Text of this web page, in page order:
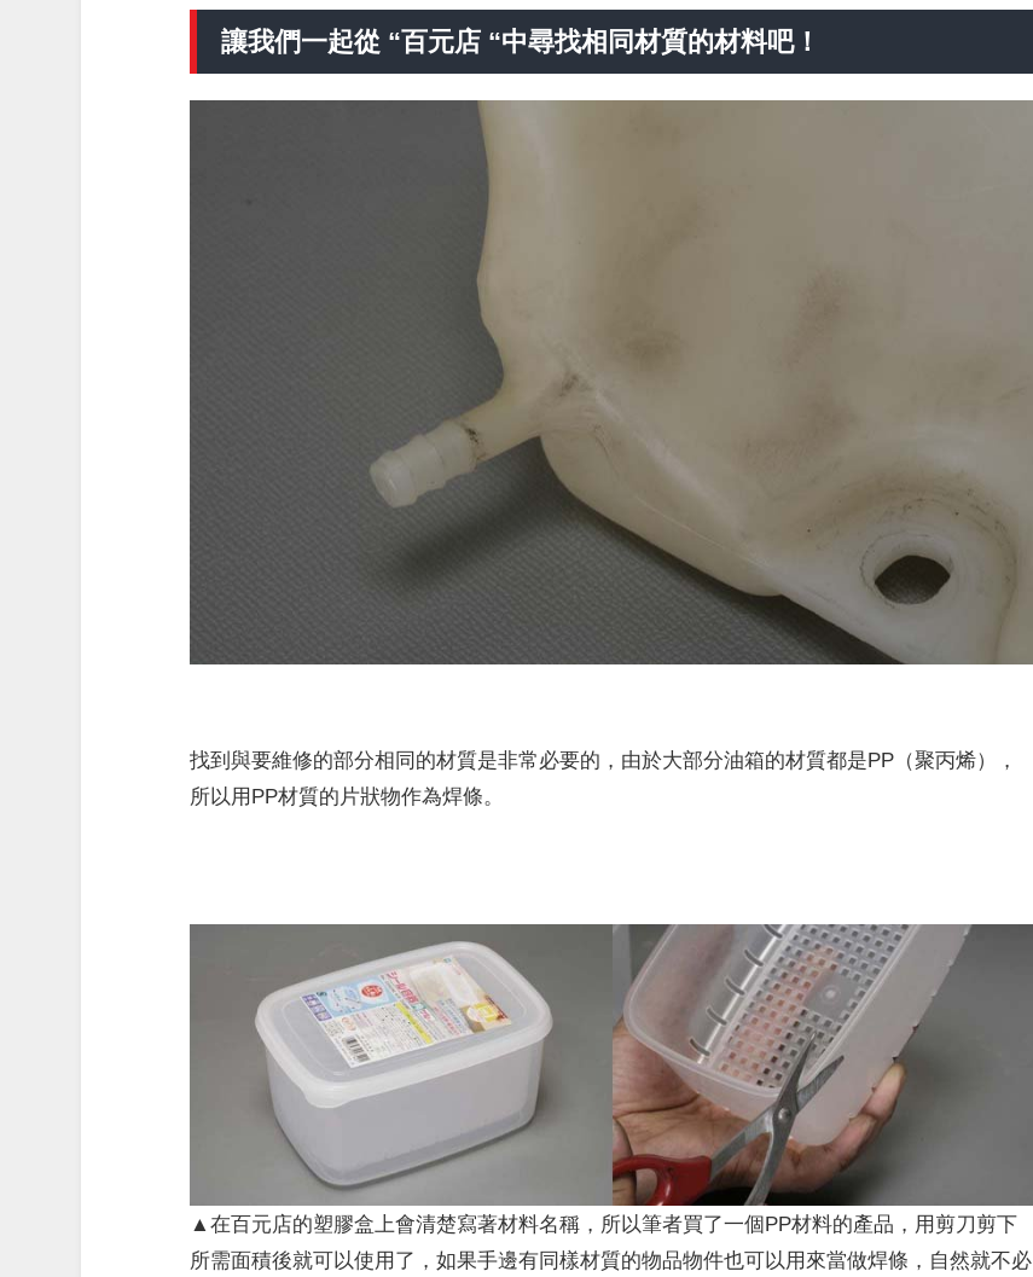
讓我們一起從 “百元店 “中尋找相同材質的材料吧！
找到與要維修的部分相同的材質是非常必要的，由於大部分油箱的材質都是PP（聚丙烯），
所以用PP材質的片狀物作為焊條。
▲在百元店的塑膠盒上會清楚寫著材料名稱，所以筆者買了一個PP材料的產品，用剪刀剪下
所需面積後就可以使用了，如果手邊有同樣材質的物品物件也可以用來當做焊條，自然就不必